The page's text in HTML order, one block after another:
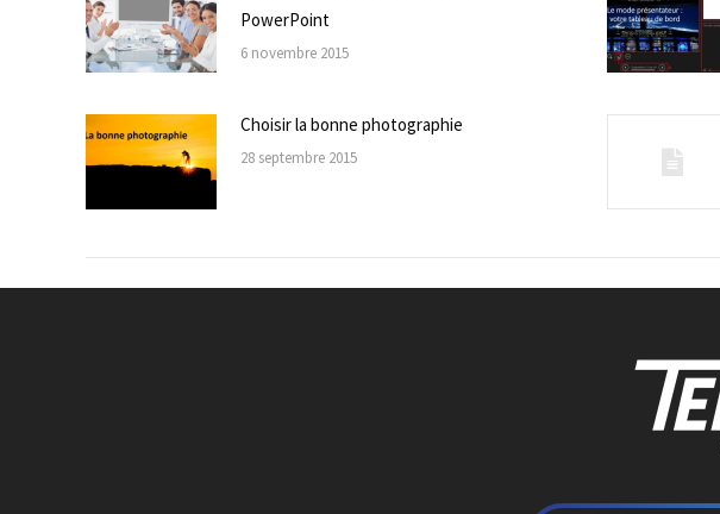
PowerPoint
6 novembre 2015
Choisir la bonne photographie
28 septembre 2015